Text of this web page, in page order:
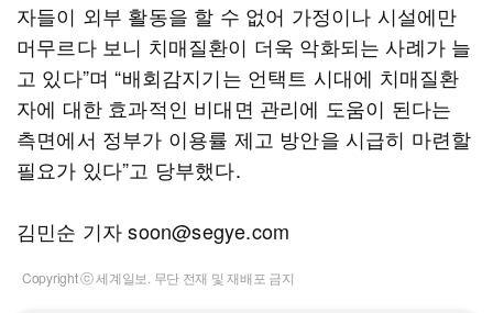
자들이 외부 활동을 할 수 없어 가정이나 시설에만
머무르다 보니 치매질환이 더욱 악화되는 사례가 늘
고 있다”며 “배회감지기는 언택트 시대에 치매질환
자에 대한 효과적인 비대면 관리에 도움이 된다는
측면에서 정부가 이용률 제고 방안을 시급히 마련할
필요가 있다”고 당부했다.
김민순 기자 soon@segye.com
Copyright ⓒ 세계일보. 무단 전재 및 재배포 금지